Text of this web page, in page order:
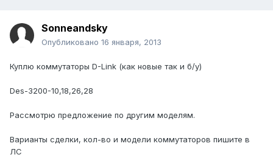
Sonneandsky
Опубликовано 16 января, 2013
Куплю коммутаторы D-Link (как новые так и б/у)
Des-3200-10,18,26,28
Рассмотрю предложение по другим моделям.
Варианты сделки, кол-во и модели коммутаторов пишите в
ЛС